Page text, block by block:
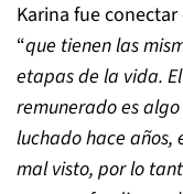
Karina fue
“que tienen las
etapas de la vida.
remunerado es
luchado hace años,
mal visto, por lo